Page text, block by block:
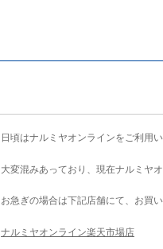
日頃はナルミヤオンラインをご利用
大変混みあっており、現在ナルミヤ
お急ぎの場合は下記店舗にて、お買い
ナルミヤオンライン楽天市場店